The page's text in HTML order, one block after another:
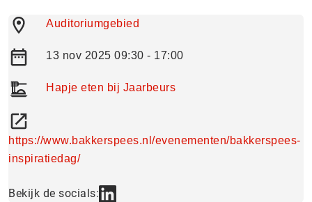
Auditoriumgebied
13 nov 2025 09:30 - 17:00
Hapje eten bij Jaarbeurs
https://www.bakkerspees.nl/evenementen/bakkerspees-
inspiratiedag/
Bekijk de socials: